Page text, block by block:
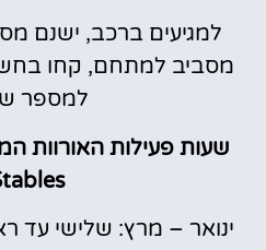
למגיעים ברכב, ישנם
מסביב למתחם, קחו
למספר